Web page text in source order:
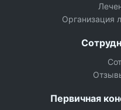
Организация
Первичная